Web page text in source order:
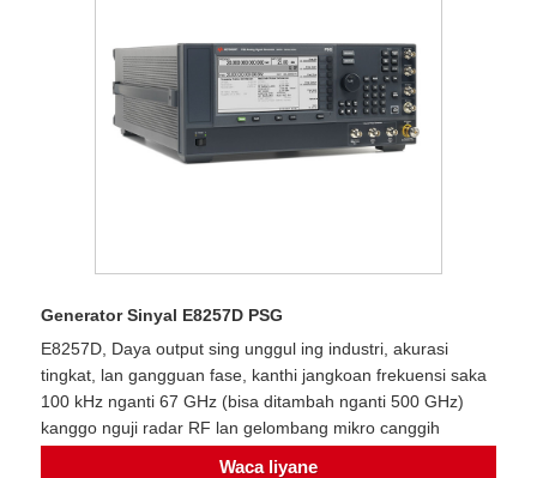
Generator Sinyal E8257D PSG
E8257D, Daya output sing unggul ing industri, akurasi
tingkat, lan gangguan fase, kanthi jangkoan frekuensi saka
100 kHz nganti 67 GHz (bisa ditambah nganti 500 GHz)
kanggo nguji radar RF lan gelombang mikro canggih
Waca liyane